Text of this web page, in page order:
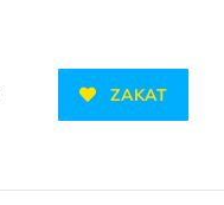
ZAKAT